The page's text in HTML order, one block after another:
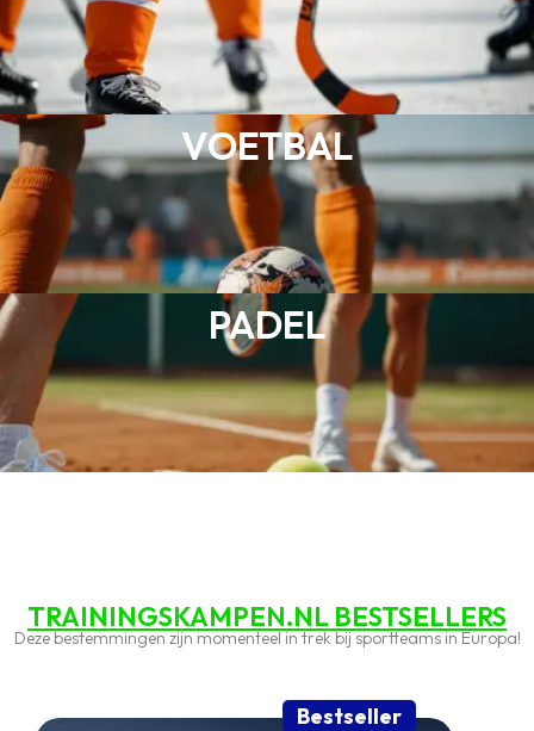
VOETBAL
PADEL
TRAININGSKAMPEN.NL BESTSELLERS
Deze bestemmingen zijn momenteel in trek bij sportteams in Europa!
Bestseller